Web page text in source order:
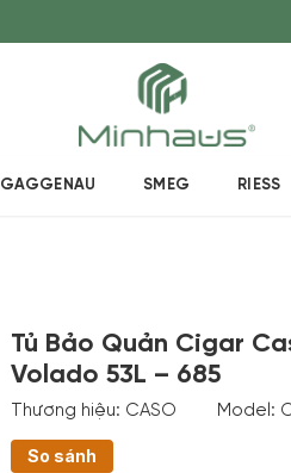
GAGGENAU SMEG RIESS
Tủ Bảo Quản Cigar
Volado 53L – 685
Thương hiệu: CASO Model:
So sánh